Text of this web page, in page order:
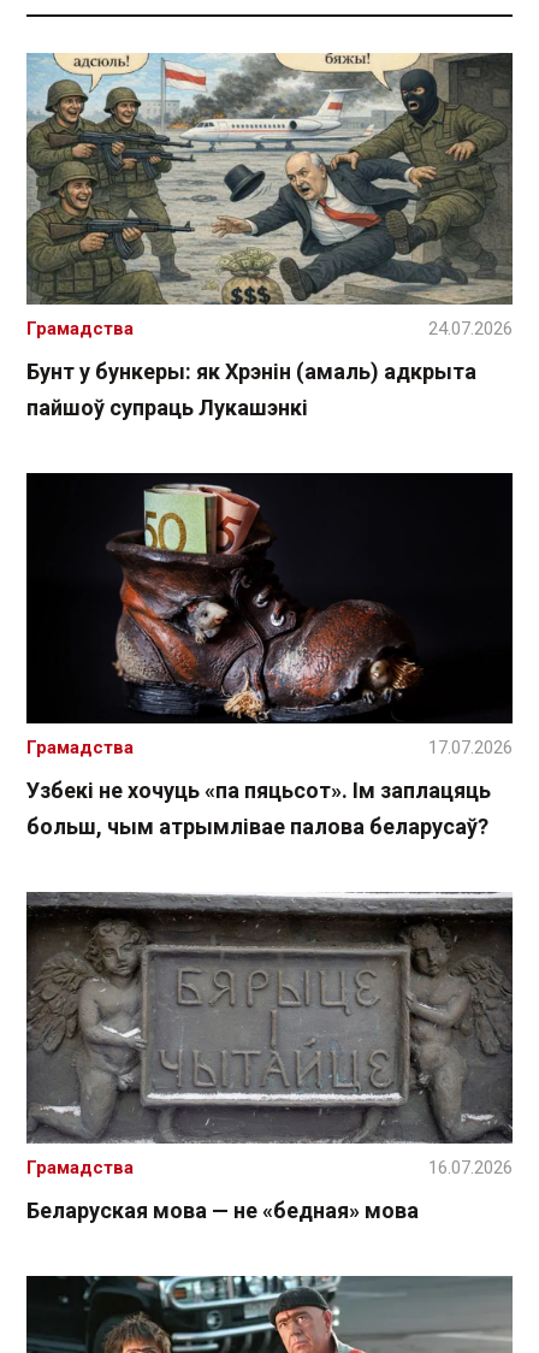
Бунт у бункеры: як Хрэнін (амаль) адкрыта
пайшоў супраць Лукашэнкі
Грамадства 24.07.2026
Узбекі не хочуць «па пяцьсот». Ім заплацяць
больш, чым атрымлівае палова беларусаў?
Грамадства 17.07.2026
Беларуская мова — не «бедная» мова
Грамадства 16.07.2026